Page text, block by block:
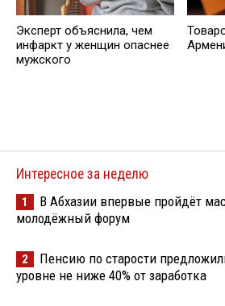
Эксперт объяснила, чем
инфаркт у женщин опаснее
мужского
Интересное за неделю
1
В Абхазии впервые пройдёт
молодёжный форум
2
Пенсию по старости
уровне не ниже 40% от заработка